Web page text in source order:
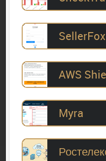
SellerFox
AWS
Myra